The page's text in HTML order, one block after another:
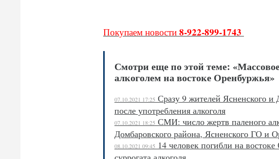
Покупаем новости 8-922-899-1743
Смотри еще по этой теме:
алкоголем на востоке Оренбуржья»
07.10.2021 17:25 Сразу 9 жителей Ясненского и
после употребления алкоголя
07.10.2021 18:25 СМИ: число жертв паленого
Домбаровского района, Ясненского ГО и
08.10.2021 09:45 14 человек погибли на